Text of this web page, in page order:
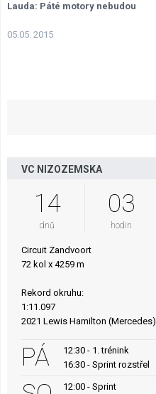
Lauda: Páté motory nebudou
05.05. 2015
VC NIZOZEMSKA
14
dnů
03
hodin
Circuit Zandvoort
72 kol x 4259 m
Rekord okruhu:
1:11.097
2021 Lewis Hamilton (Mercedes)
PÁ
12:30 - 1. trénink
16:30 - Sprint rozstřel
12:00 - Sprint